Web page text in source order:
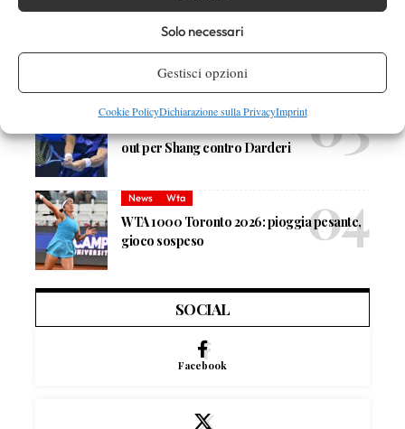
Solo necessari
Gestisci opzioni
Cookie PolicyDichiarazione sulla PrivacyImprint
Atp News
Masters 1000 Montreal 2026: Darderi
rimonta Shang e vola agli ottavi
News
out per Shang contro Darderi
News Wta
WTA 1000 Toronto 2026: pioggia pesante,
gioco sospeso
SOCIAL
Facebook